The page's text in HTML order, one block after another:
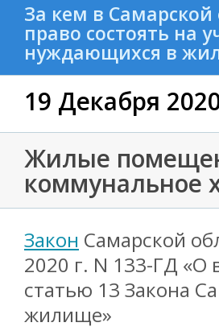
За кем в Самарской
право состоять на
нуждающихся в
19 Декабря
Жилые
коммунальное
Закон Самарской
2020 г. N 133-ГД «О
статью 13 Закона
жилище»